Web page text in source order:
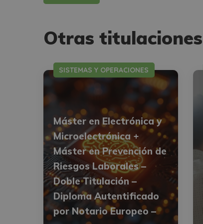
Otras titulaciones
SISTEMAS Y OPERACIONES
Máster en Electrónica y
Microelectrónica +
Máster en Prevención de
Riesgos Laborales –
Doble Titulación –
Diploma Autentificado
por Notario Europeo –